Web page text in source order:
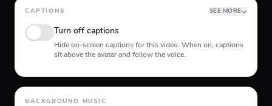
CAPTIONS SEE MORE
Turn off captions
Hide on-screen captions for this video. When on, captions
sit above the avatar and follow the voice.
Animation type
BACKGROUND MUSIC